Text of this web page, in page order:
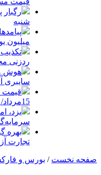
رگبار
شنبه
میلیون
تکذیب
ردزنی
سایبری
قیمت
15مرداد/ افزایش قیمت ها + جدول
یزد،
بهره
تجارت
صفحه نخست / بورس و